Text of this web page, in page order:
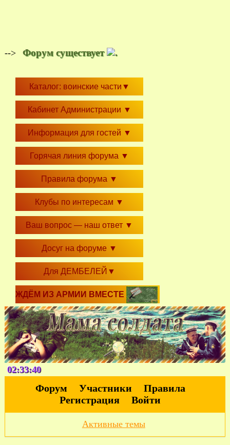
--> Форум существует .
Каталог: воинские части ▼
Кабинет Администрации ▼
Информация для гостей ▼
Горячая линия форума ▼
Правила форума ▼
Клубы по интересам ▼
Ваш вопрос — наш ответ ▼
Досуг на форуме ▼
Для ДЕМБЕЛЕЙ ▼
ЖДЁМ ИЗ АРМИИ ВМЕСТЕ
02:33:40
Форум Участники
Правила
Регистрация
Войти
Активные темы